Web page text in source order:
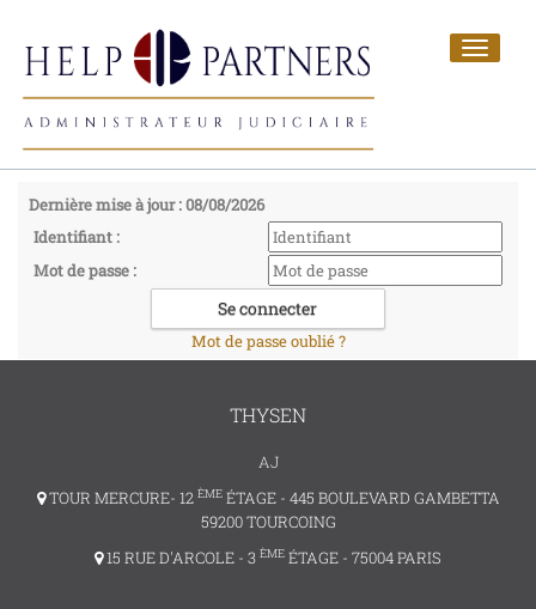
Toggle
Dernière mise à jour : 08/08/2026
Identifiant :
Mot de passe :
Mot de passe oublié ?
THYSEN
AJ
TOUR MERCURE- 12 ÈMEÉTAGE - 445 BOULEVARD GAMBETTA
59200 TOURCOING
15 RUE D'ARCOLE - 3 ÈME ÉTAGE - 75004 PARIS